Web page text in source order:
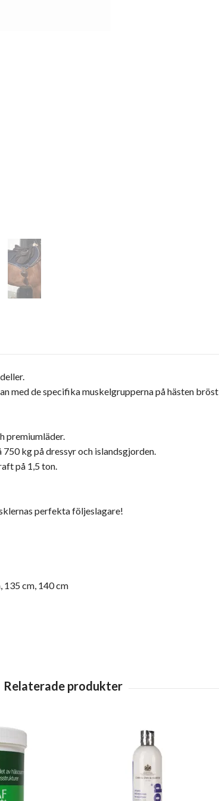
med de specifika muskelgrupperna på hästen
premiumläder.
kg på dressyr och islandsgjorden.
på 1,5 ton.
perfekta följeslagare!
135 cm, 140 cm